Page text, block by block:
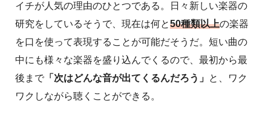
イチが人気の理由のひとつである。日々新しい楽器の
研究をしているそうで、現在は何と50種類以上の楽器
を口を使って表現することが可能だそうだ。短い曲の
中にも様々な楽器を盛り込んでくるので、最初から最
後まで 「次はどんな音が出てくるんだろう」 と、ワク
ワクしながら聴くことができる。